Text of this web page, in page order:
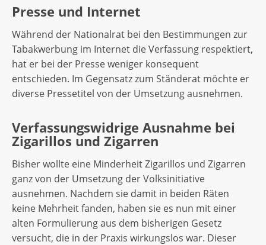
Presse und Internet
Während der Nationalrat bei den Bestimmungen zur
Tabakwerbung im Internet die Verfassung respektiert,
hat er bei der Presse weniger konsequent
entschieden. Im Gegensatz zum Ständerat möchte er
diverse Pressetitel von der Umsetzung ausnehmen.
Verfassungswidrige Ausnahme bei
Zigarillos und Zigarren
Bisher wollte eine Minderheit Zigarillos und Zigarren
ganz von der Umsetzung der Volksinitiative
ausnehmen. Nachdem sie damit in beiden Räten
keine Mehrheit fanden, haben sie es nun mit einer
alten Formulierung aus dem bisherigen Gesetz
versucht, die in der Praxis wirkungslos war. Dieser